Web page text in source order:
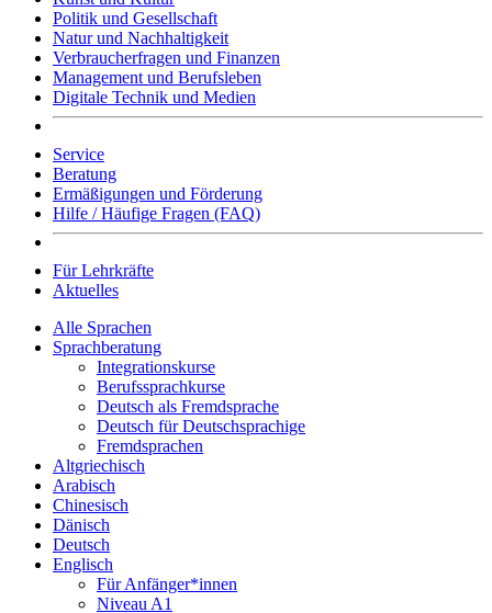
Politik und Gesellschaft
Natur und Nachhaltigkeit
Verbraucherfragen und Finanzen
Management und Berufsleben
Digitale Technik und Medien
Service
Beratung
Ermäßigungen und Förderung
Hilfe / Häufige Fragen (FAQ)
Für Lehrkräfte
Aktuelles
Alle Sprachen
Sprachberatung
Integrationskurse
Berufssprachkurse
Deutsch als Fremdsprache
Deutsch für Deutschsprachige
Fremdsprachen
Altgriechisch
Arabisch
Chinesisch
Dänisch
Deutsch
Englisch
Für Anfänger*innen
Niveau A1